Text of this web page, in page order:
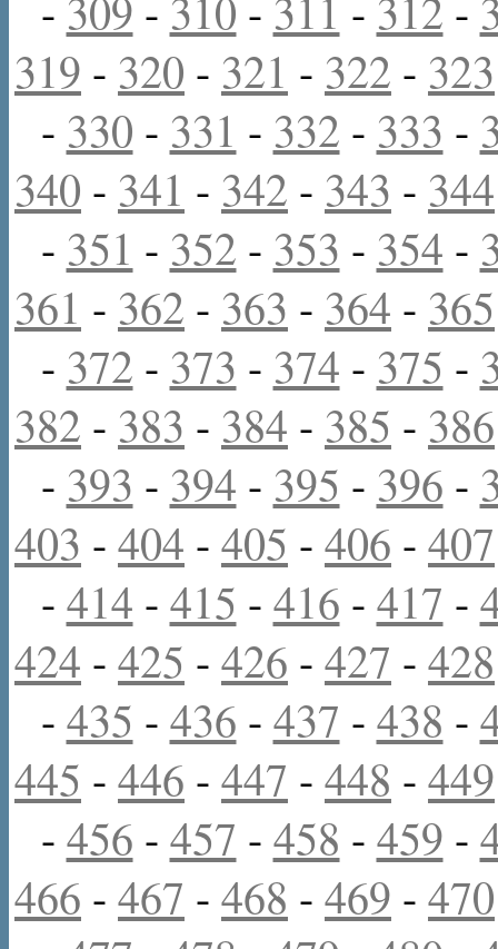
319 - 320 - 321 - 322 - 323
- 330 - 331 - 332 - 333 -
340 - 341 - 342 - 343 - 344
- 351 - 352 - 353 - 354 -
361 - 362 - 363 - 364 - 365
- 372 - 373 - 374 - 375 -
382 - 383 - 384 - 385 - 386
- 393 - 394 - 395 - 396 -
403 - 404 - 405 - 406 - 407
- 414 - 415 - 416 - 417 -
424 - 425 - 426 - 427 - 428
- 435 - 436 - 437 - 438 -
445 - 446 - 447 - 448 - 449
- 456 - 457 - 458 - 459 -
466 - 467 - 468 - 469 - 470